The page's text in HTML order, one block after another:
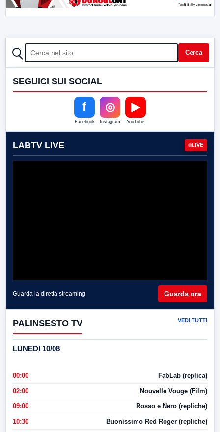
CERCA Cerca
SEGUICI SUI SOCIAL
f
Facebook
◎
Instagram
▶
YouTube
LABTV LIVE LIVE
Guarda la diretta streaming Guarda ora
PALINSESTO TV VEDI TUTTI
LUNEDI 10/08
00:00 FabLab (replica)
02:00 Nouvelle Vouge (Film)
09:00 Rosso e Nero (repliche)
10:30 Buonissimo Red Roger (repliche)